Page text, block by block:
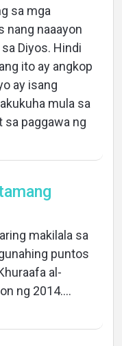
sa mga
nang naaayon
Diyos. Hindi
ito ay angkop
ay isang
mula sa
sa paggawa ng
makilala sa
puntos
al-
ng 2014....